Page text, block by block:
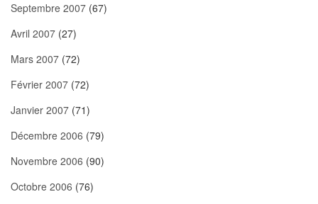
Septembre 2007 (67)
Avril 2007 (27)
Mars 2007 (72)
Février 2007 (72)
Janvier 2007 (71)
Décembre 2006 (79)
Novembre 2006 (90)
Octobre 2006 (76)